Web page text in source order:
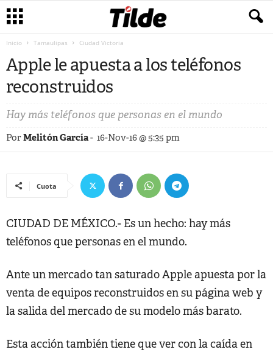
Inicio Tamaulipas Ciudad Victoria
Apple le apuesta a los teléfonos
reconstruidos
Hay más teléfonos que personas en el mundo
PorMelitón García- 16-Nov-16 @ 5:35 pm
Cuota
CIUDAD DE MÉXICO.- Es un hecho: hay más
teléfonos que personas en el mundo.
Ante un mercado tan saturado Apple apuesta por la
venta de equipos reconstruidos en su página web y
la salida del mercado de su modelo más barato.
Esta acción también tiene que ver con la caída en